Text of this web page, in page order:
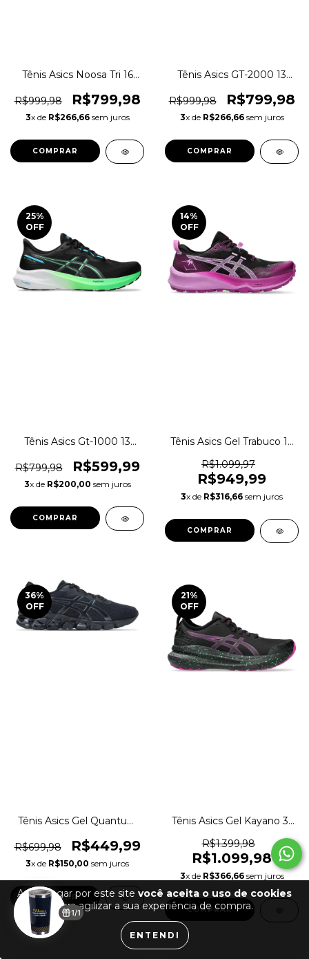
Ao navegar por este site você aceita o uso de cookies
para agilizar a sua experiência de compra.
ENTENDI
Tênis Asics Noosa Tri 16
Original 1magnus
R$999,98 R$799,98
3x de R$266,66sem juros
COMPRAR
Tênis Asics GT-2000 13
Original 1magnus
R$999,98 R$799,98
3x de R$266,66sem juros
COMPRAR
25%
OFF
Tênis Asics Gt-1000 13
Pronado Original 1magnus
R$799,98 R$599,99
3x de R$200,00 sem juros
COMPRAR
14%
OFF
Tênis Asics Gel Trabuco 12
1mganus
R$1.099,97
R$949,99
3x de R$316,66 sem juros
COMPRAR
36%
OFF
Tênis Asics Gel Quantum
Caminhada Original
1magnus
R$699,98 R$449,99
3x de R$150,00 sem juros
COMPRAR
21%
OFF
Tênis Asics Gel Kayano 31
Pronado Original 1magnus
R$1.399,98
R$1.099,98
3x de R$366,66sem juros
COMPRAR
1/1